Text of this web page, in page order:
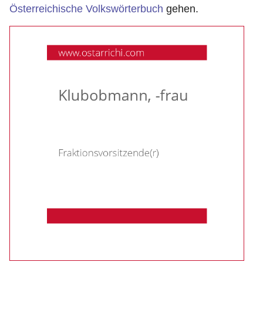
Österreichische Volkswörterbuch gehen.